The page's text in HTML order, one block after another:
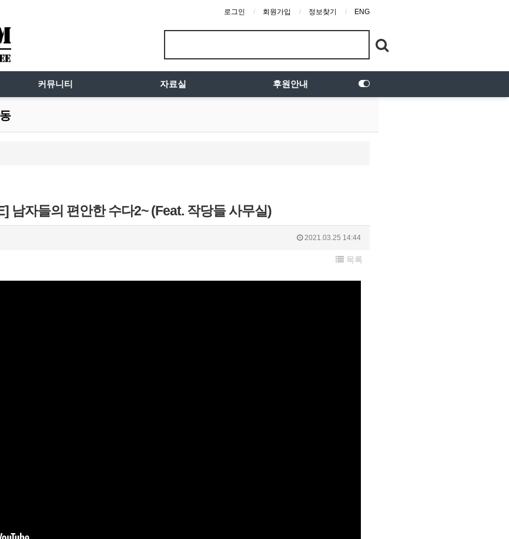
로그인 회원가입 정보찾기 ENG
커뮤니티 자료실 후원안내
남자들의 편안한 수다2~ (Feat. 작당들 사무실)
2021.03.25 14:44
목록